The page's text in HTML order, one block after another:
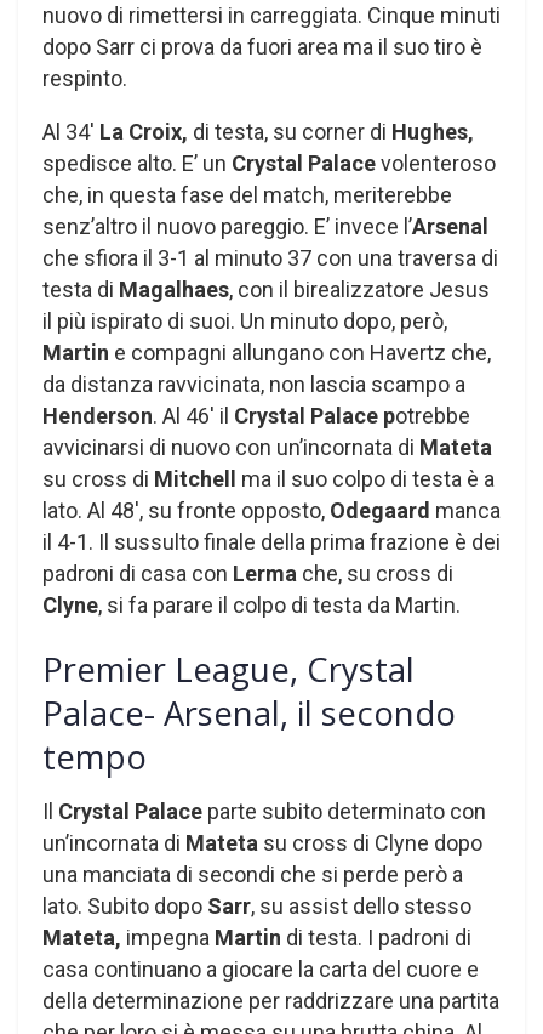
nuovo di rimettersi in carreggiata. Cinque minuti
dopo Sarr ci prova da fuori area ma il suo tiro è
respinto.
Al 34′ La Croix, di testa, su corner di Hughes,
spedisce alto. E’ un Crystal Palacevolenteroso
che, in questa fase del match, meriterebbe
senz’altro il nuovo pareggio. E’ invece l’Arsenal
che sfiora il 3-1 al minuto 37 con una traversa di
testa di Magalhaes, con il birealizzatore Jesus
il più ispirato di suoi. Un minuto dopo, però,
Martin e compagni allungano con Havertz che,
da distanza ravvicinata, non lascia scampo a
Henderson. Al 46′ il Crystal Palace potrebbe
avvicinarsi di nuovo con un’incornata di Mateta
su cross di Mitchell ma il suo colpo di testa è a
lato. Al 48′, su fronte opposto, Odegaard manca
il 4-1. Il sussulto finale della prima frazione è dei
padroni di casa con Lerma che, su cross di
Clyne, si fa parare il colpo di testa da Martin.
Premier League, Crystal
Palace- Arsenal, il secondo
tempo
Il Crystal Palace parte subito determinato con
un’incornata di Mateta su cross di Clyne dopo
una manciata di secondi che si perde però a
lato. Subito dopo Sarr, su assist dello stesso
Mateta, impegna Martin di testa. I padroni di
casa continuano a giocare la carta del cuore e
della determinazione per raddrizzare una partita